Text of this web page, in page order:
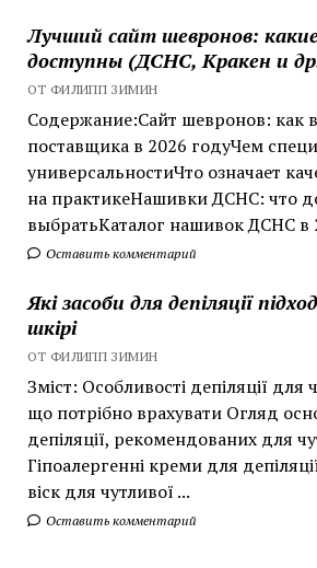
Лучший сайт шевронов:
доступны (ДСНС, Кракен и
ОТ ФИЛИПП ЗИМИН
Содержание:Сайт шевронов: как
поставщика в 2026 годуЧем
универсальностиЧто означает
на практикеНашивки ДСНС: что
выбратьКаталог нашивок ДСНС в
Оставить комментарий
Які засоби для депіляції
шкірі
ОТ ФИЛИПП ЗИМИН
Зміст: Особливості депіляції для
що потрібно врахувати Огляд
депіляції, рекомендованих для
Гіпоалергенні креми для
віск для чутливої ...
Оставить комментарий